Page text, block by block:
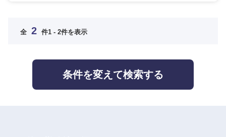
長崎県
全 2 件1 - 2件を表示
条件を変えて検索する